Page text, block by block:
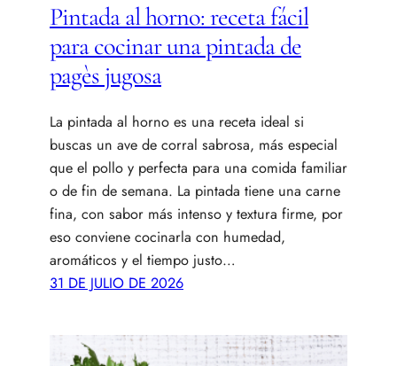
Pintada al horno: receta fácil
para cocinar una pintada de
pagès jugosa
La pintada al horno es una receta ideal si
buscas un ave de corral sabrosa, más especial
que el pollo y perfecta para una comida familiar
o de fin de semana. La pintada tiene una carne
fina, con sabor más intenso y textura firme, por
eso conviene cocinarla con humedad,
aromáticos y el tiempo justo…
31 DE JULIO DE 2026